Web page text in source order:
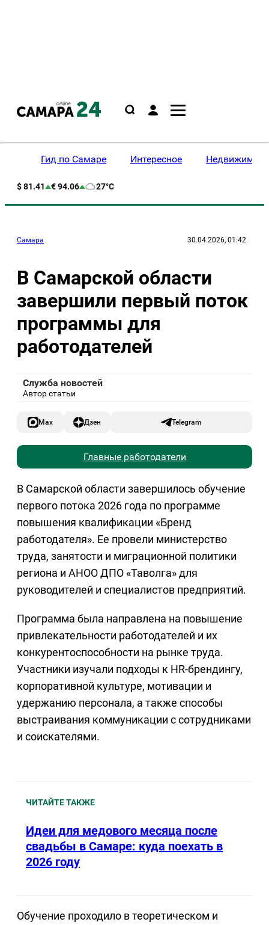
Гид по Самаре Интересное
$ 81.41 € 94.06 27°C
Самара 30.04.2026, 01:42
В Самарской области
завершили первый поток
программы для
работодателей
Служба новостей
Автор статьи
Max Дзен Telegram
Главные работодатели
В Самарской области завершилось обучение
первого потока 2026 года по программе
повышения квалификации «Бренд
работодателя». Ее провели министерство
труда, занятости и миграционной политики
региона и АНОО ДПО «Таволга» для
руководителей и специалистов предприятий.
Программа была направлена на повышение
привлекательности работодателей и их
конкурентоспособности на рынке труда.
Участники изучали подходы к HR-брендингу,
корпоративной культуре, мотивации и
удержанию персонала, а также способы
выстраивания коммуникации с сотрудниками
и соискателями.
ЧИТАЙТЕ ТАКЖЕ
Идеи для медового месяца после
свадьбы в Самаре: куда поехать в
2026 году
Обучение проходило в теоретическом и